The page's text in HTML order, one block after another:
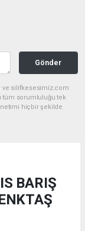
Gönder
ve silifkesesimiz.com
tüm sorumluluğu tek
hiçbir şekilde
BARIŞ